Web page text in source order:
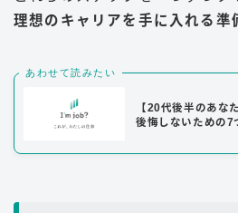
理想のキャリアを手に入れる準
あわせて読みたい
【20代後半のあな
後悔しないための7